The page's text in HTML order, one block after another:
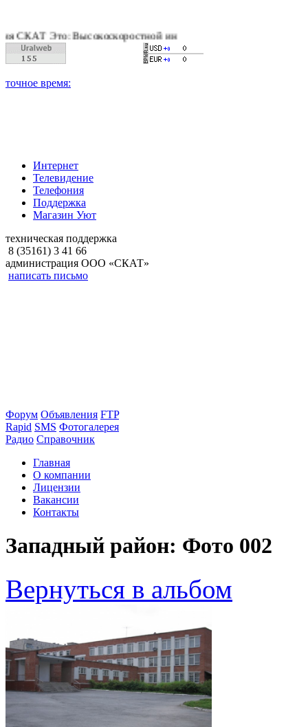
Это: Высокоскоростной интернет, качественное цифровое
Интернет
Телевидение
Телефония
Поддержка
Магазин Уют
техническая поддержка
8 (35161) 3 41 66
администрация ООО «СКАТ»
написать письмо
Форум Объявления FTP
Rapid SMS Фотогалерея
Радио Справочник
Главная
О компании
Лицензии
Вакансии
Контакты
Западный район: Фото 002
Вернуться в альбом